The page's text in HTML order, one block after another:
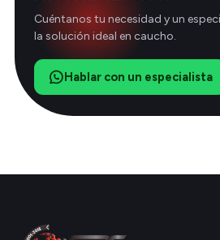
Cuéntanos tu necesidad y un
la solución ideal en caucho.
Hablar con un especialista